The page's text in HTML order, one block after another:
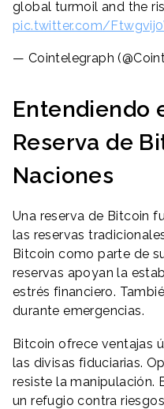
global turmoil and the
pic.twitter.com/
— Cointelegraph
Entendiendo
Reserva de
Naciones
Una reserva de Bitcoin
las reservas
Bitcoin como parte de
reservas apoyan la
estrés financiero.
durante emergencias.
Bitcoin ofrece ventajas
las divisas fiduciarias.
resiste la manipulación.
un refugio contra